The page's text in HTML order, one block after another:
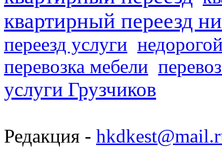
квартирный переезд
переезд услуги
перевозка мебели
услуги Грузчиков
Редакция -